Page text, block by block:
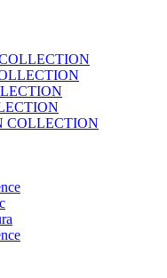
COLLECTION